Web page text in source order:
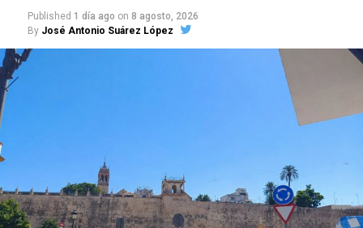
Published 1 día ago on 8 agosto, 2026
By José Antonio Suárez López